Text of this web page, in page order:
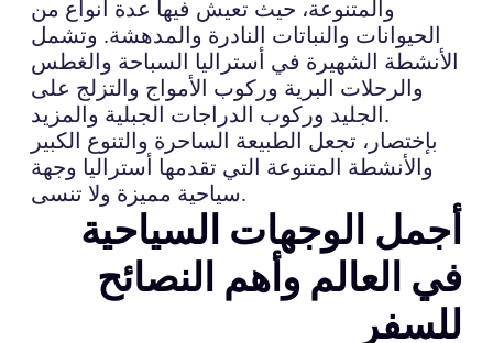
والمتنوعة، حيث تعيش فيها عدة أنواع من
الحيوانات والنباتات النادرة والمدهشة. وتشمل
الأنشطة الشهيرة في أستراليا السباحة والغطس
والرحلات البرية وركوب الأمواج والتزلج على
الجليد وركوب الدراجات الجبلية والمزيد.
بإختصار، تجعل الطبيعة الساحرة والتنوع الكبير
والأنشطة المتنوعة التي تقدمها أستراليا وجهة
سياحية مميزة ولا تنسى.
أجمل الوجهات السياحية
في العالم وأهم النصائح
للسفر